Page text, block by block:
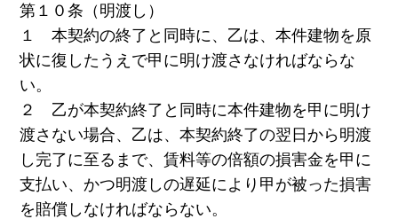
第１０条（明渡し）
１ 本契約の終了と同時に、乙は、本件建物を原
状に復したうえで甲に明け渡さなければならな
い。
２ 乙が本契約終了と同時に本件建物を甲に明け
渡さない場合、乙は、本契約終了の翌日から明渡
し完了に至るまで、賃料等の倍額の損害金を甲に
支払い、かつ明渡しの遅延により甲が被った損害
を賠償しなければならない。